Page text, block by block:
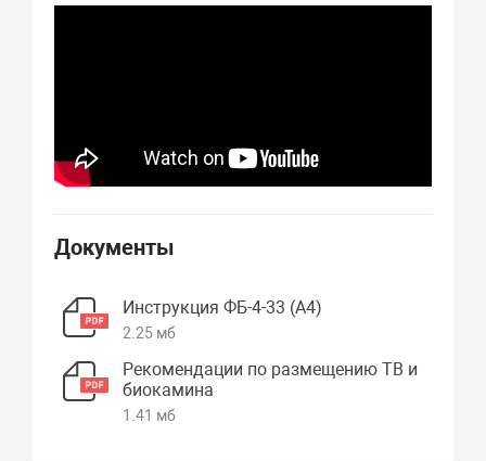
Документы
Инструкция ФБ-4-33 (А4)
2.25 мб
Рекомендации по размещению ТВ и
биокамина
1.41 мб